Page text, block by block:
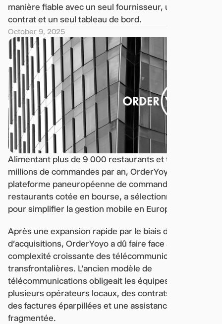
manière fiable avec un seul fournisseur, un seul
contrat et un seul tableau de bord.
October 9, 2025
Alimentant plus de 9 000 restaurants et traitant des
millions de commandes par an, OrderYoyo, une
plateforme paneuropéenne de commande de
restaurants cotée en bourse, a sélectionné Telgea
pour simplifier la gestion mobile en Europe.
Après une expansion rapide par le biais de fusions et
d'acquisitions, OrderYoyo a dû faire face à une
complexité croissante des télécommunications
transfrontalières. L'ancien modèle de
télécommunications obligeait les équipes à gérer
plusieurs opérateurs locaux, des contrats distincts,
des factures éparpillées et une assistance
fragmentée.